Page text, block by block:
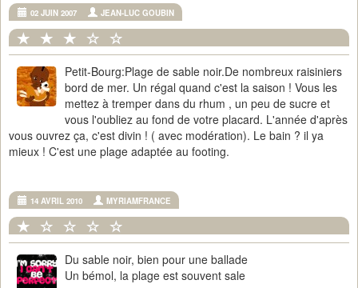
02 JUIN 2007 JEAN-LUC GOUBIN
Petit-Bourg:Plage de sable noir.De nombreux raisiniers
bord de mer. Un régal quand c'est la saison ! Vous les
mettez à tremper dans du rhum , un peu de sucre et
vous l'oubliez au fond de votre placard. L'année d'après
vous ouvrez ça, c'est divin ! ( avec modération). Le bain ? il ya
mieux ! C'est une plage adaptée au footing.
14 AVRIL 2010 MYRIAMFRANCE
Du sable noir, bien pour une ballade
Un bémol, la plage est souvent sale